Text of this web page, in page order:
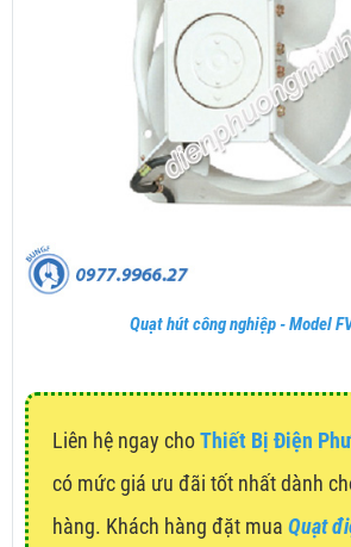
Quạt hút công nghiệp - Model
Liên hệ ngay choThiết Bị Điện
có mức giá ưu đãi tốt nhất dành
hàng. Khách hàng đặt mua Quạt